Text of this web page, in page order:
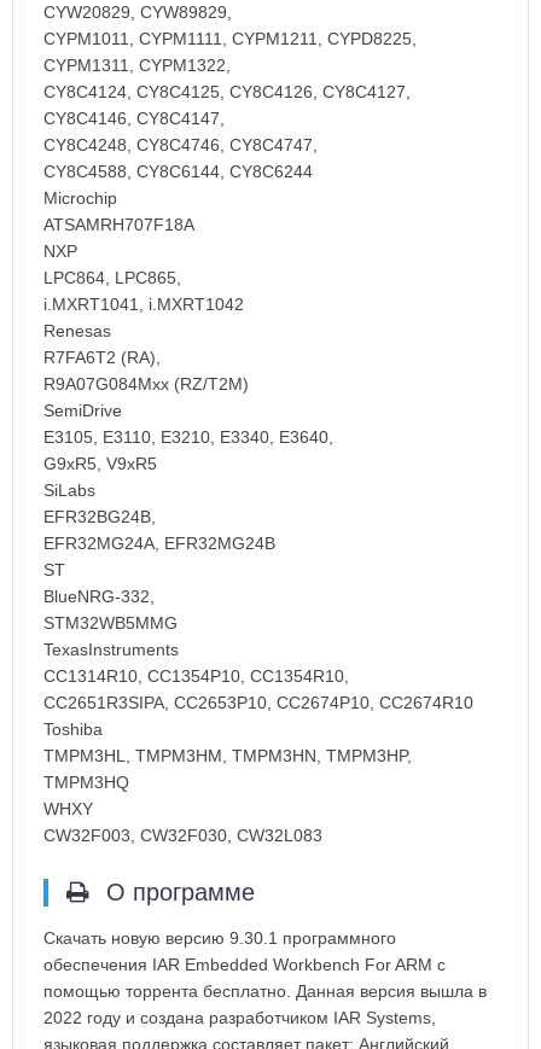
CYW20829, CYW89829,
CYPM1011, CYPM1111, CYPM1211, CYPD8225,
CYPM1311, CYPM1322,
CY8C4124, CY8C4125, CY8C4126, CY8C4127,
CY8C4146, CY8C4147,
CY8C4248, CY8C4746, CY8C4747,
CY8C4588, CY8C6144, CY8C6244
Microchip
ATSAMRH707F18A
NXP
LPC864, LPC865,
i.MXRT1041, i.MXRT1042
Renesas
R7FA6T2 (RA),
R9A07G084Mxx (RZ/T2M)
SemiDrive
E3105, E3110, E3210, E3340, E3640,
G9xR5, V9xR5
SiLabs
EFR32BG24B,
EFR32MG24A, EFR32MG24B
ST
BlueNRG-332,
STM32WB5MMG
TexasInstruments
CC1314R10, CC1354P10, CC1354R10,
CC2651R3SIPA, CC2653P10, CC2674P10, CC2674R10
Toshiba
TMPM3HL, TMPM3HM, TMPM3HN, TMPM3HP,
TMPM3HQ
WHXY
CW32F003, CW32F030, CW32L083
О программе
Скачать новую версию 9.30.1 программного
обеспечения IAR Embedded Workbench For ARM с
помощью торрента бесплатно. Данная версия вышла в
2022 году и создана разработчиком IAR Systems,
языковая поддержка составляет пакет: Английский.